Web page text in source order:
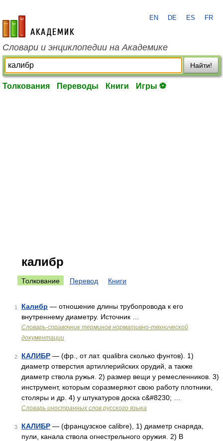
academic.ru
EN DE ES FR
Словари и энциклопедии на Академике
Найти!
Толкования Переводы Книги Игры ⚽
калибр
Толкование Перевод Книги
1 Калибр — отношение длины трубопровода к его
внутреннему диаметру. Источник …
Словарь-справочник терминов нормативно-технической
документации
2 КАЛИБР — (фр., от лат. qualibra сколько фунтов). 1)
диаметр отверстия артиллерийских орудий, а также
диаметр ствола ружья. 2) размер вещи у ремесленников. 3)
инструмент, которым соразмеряют свою работу плотники,
столяры и др. 4) у штукатуров доска с&#8230; …
Словарь иностранных слов русского языка
3 КАЛИБР — (французское calibre), 1) диаметр снаряда,
пули, канала ствола огнестрельного оружия. 2) В